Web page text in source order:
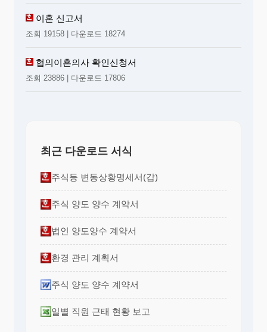
이혼 신고서
조회 19158 | 다운로드 18274
협의이혼의사 확인신청서
조회 23886 | 다운로드 17806
최근 다운로드 서식
주식등 변동상황명세서(갑)
주식 양도 양수 계약서
법인 양도양수 계약서
환경 관리 계획서
주식 양도 양수 계약서
일별 직원 근태 현황 보고